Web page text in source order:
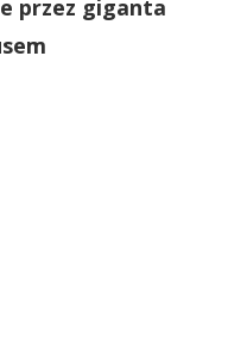
przez giganta